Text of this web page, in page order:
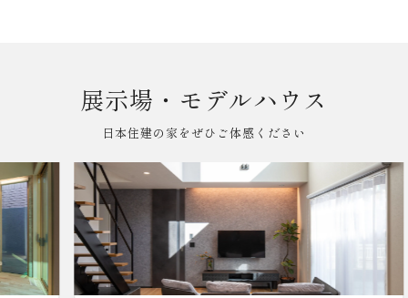
展示場・モデルハウス
日本住建の家をぜひご体感ください